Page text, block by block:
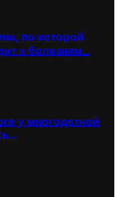
по которой
к болезням…
у многодетной